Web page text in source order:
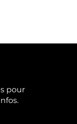
pour